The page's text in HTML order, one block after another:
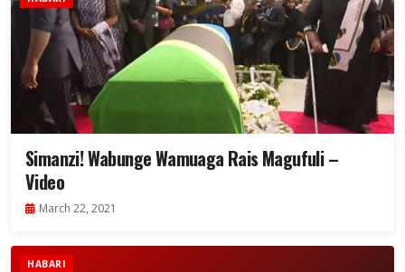
Simanzi! Wabunge Wamuaga Rais Magufuli –
Video
March 22, 2021
HABARI